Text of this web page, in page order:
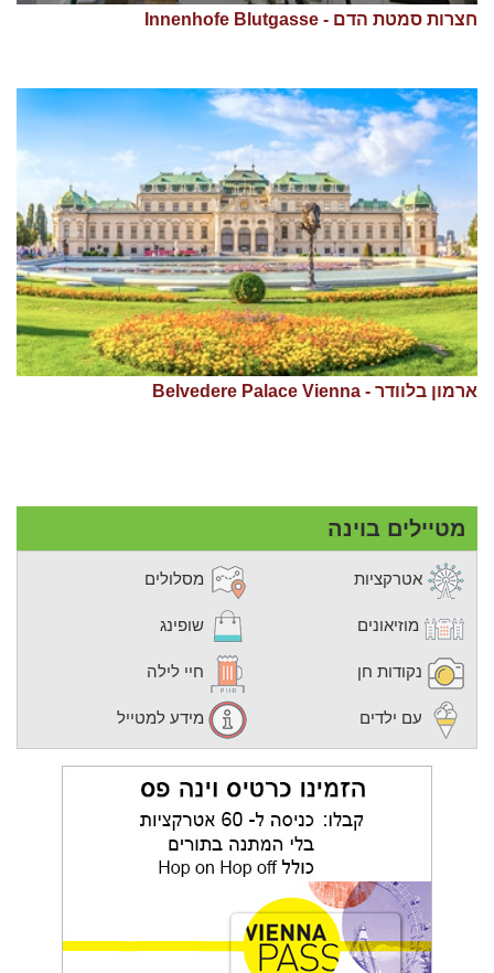
חצרות סמטת הדם - Innenhofe Blutgasse
ארמון בלוודר - Belvedere Palace Vienna
מטיילים בוינה
אטרקציות מסלולים
מוזיאונים שופינג
נקודות חן חיי לילה
עם ילדים מידע למטייל